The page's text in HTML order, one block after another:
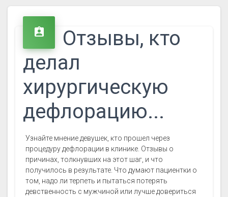
assignment_ind
Отзывы, кто
делал
хирургическую
дефлорацию...
Узнайте мнение девушек, кто прошел через
процедуру дефлорации в клинике. Отзывы о
причинах, толкнувших на этот шаг, и что
получилось в результате. Что думают пациентки о
том, надо ли терпеть и пытаться потерять
девственность с мужчиной или лучше довериться